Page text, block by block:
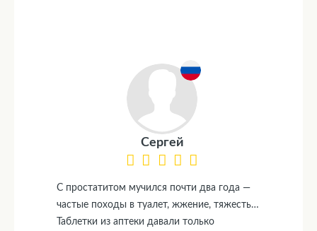
Сергей
С простатитом мучился почти два года —
частые походы в туалет, жжение, тяжесть…
Таблетки из аптеки давали только